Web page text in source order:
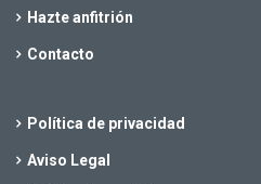
Hazte anfitrión
Contacto
Política de privacidad
Aviso Legal